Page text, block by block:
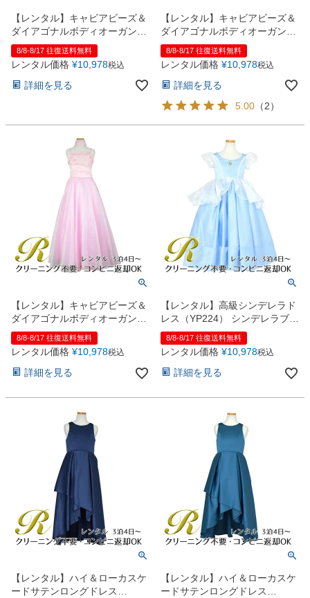
【レンタル】キャビアビーズ＆
ダイアゴナルボディオーガンジ
ースカートドレス（HC1568）
ライラック
8/8-8/17 往復送料無料
レンタル価格 ¥10,978税込
詳細を見る
【レンタル】キャビアビーズ＆
ダイアゴナルボディオーガンジ
ースカートドレス（HC1568）
ベビーブルー
8/8-8/17 往復送料無料
レンタル価格 ¥10,978税込
詳細を見る
5.00 （2）
【レンタル】キャビアビーズ＆
ダイアゴナルボディオーガンジ
ースカートドレス（HC1568）
ピンク
8/8-8/17 往復送料無料
レンタル価格 ¥10,978税込
詳細を見る
【レンタル】高級シンデレラド
レス（YP224） シンデレラブル
ー
8/8-8/17 往復送料無料
レンタル価格 ¥10,978税込
詳細を見る
【レンタル】ハイ＆ローカスケ
ードサテンロングドレス
【レンタル】ハイ＆ローカスケ
ードサテンロングドレス